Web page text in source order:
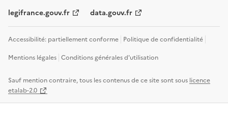
legifrance.gouv.fr data.gouv.fr
Accessibilité: partiellement conforme Politique de confidentialité
Mentions légales Conditions générales d'utilisation
Sauf mention contraire, tous les contenus de ce site sont sous licence
etalab-2.0